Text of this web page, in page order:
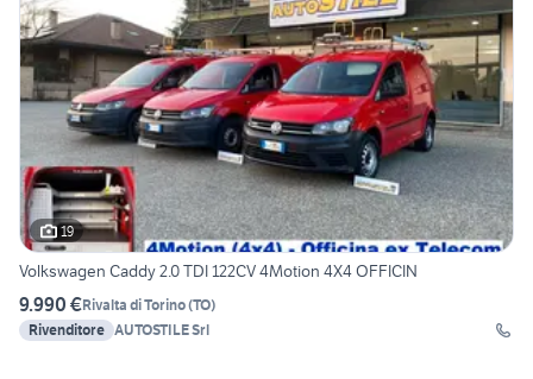
19
Volkswagen Caddy 2.0 TDI 122CV 4Motion 4X4 OFFICIN
9.990 €Rivalta di Torino(TO)
Rivenditore AUTOSTILE Srl